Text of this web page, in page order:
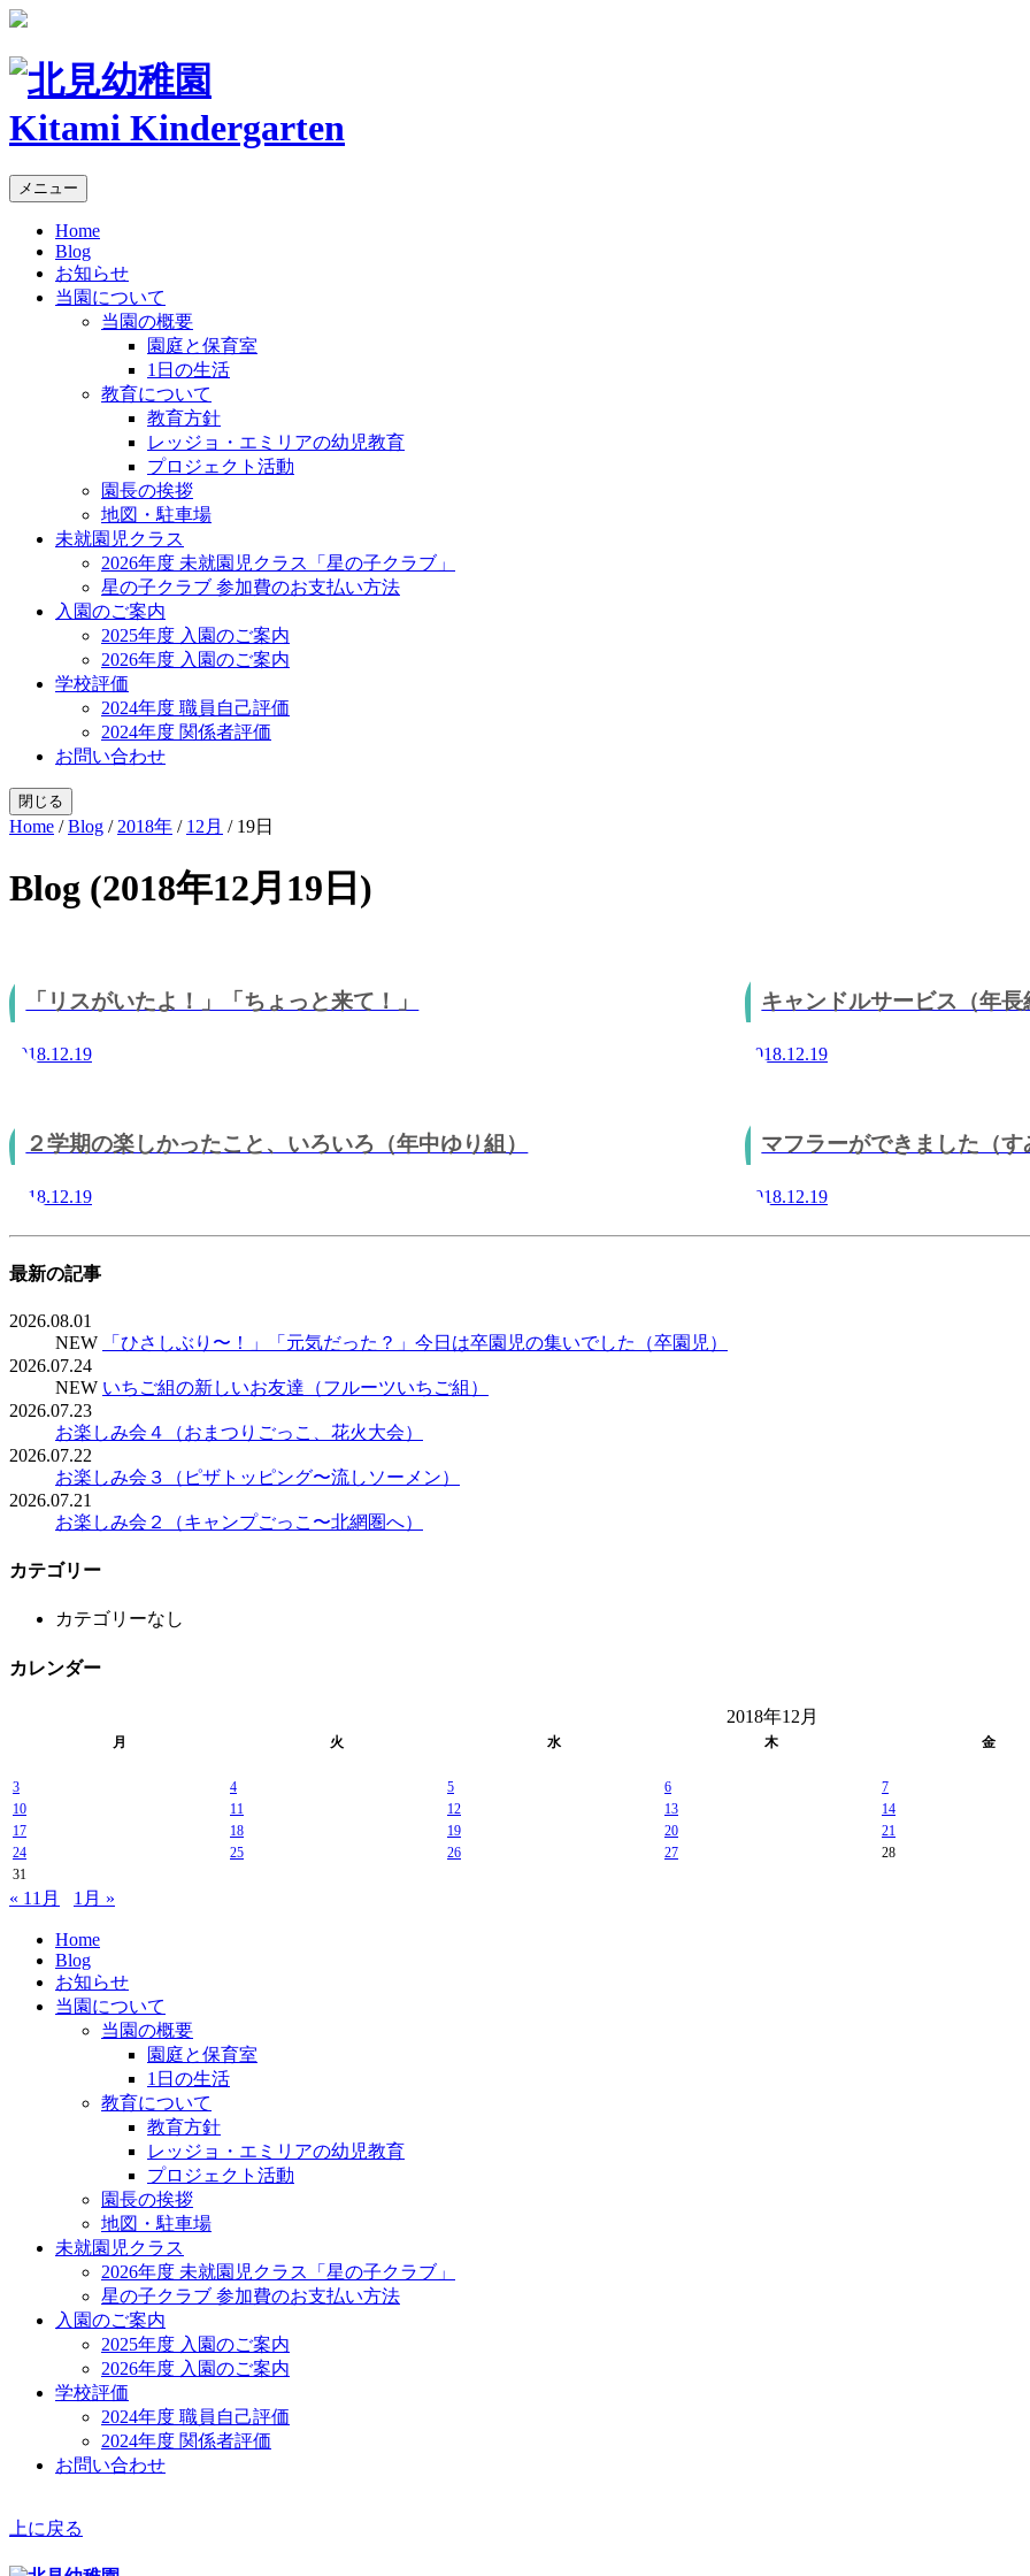
Kitami Kindergarten
メニュー
Home
Blog
お知らせ
当園について
当園の概要
園庭と保育室
1日の生活
教育について
教育方針
レッジョ・エミリアの幼児教育
プロジェクト活動
園長の挨拶
地図・駐車場
未就園児クラス
2026年度 未就園児クラス「星の子クラブ」
星の子クラブ 参加費のお支払い方法
入園のご案内
2025年度 入園のご案内
2026年度 入園のご案内
学校評価
2024年度 職員自己評価
2024年度 関係者評価
お問い合わせ
閉じる
Home /Blog / 2018年 / 12月 / 19日
Blog (2018年12月19日)
「リスがいたよ！」「ちょっと来て！」
2018.12.19
キャンドルサービス（年長
2018.12.19
２学期の楽しかったこと、いろいろ（年中ゆり組）
2018.12.19
マフラーができました（す
2018.12.19
最新の記事
2026.08.01
NEW
「ひさしぶり〜！」「元気だった？」今日は卒園児の集いでした（卒園児）
2026.07.24
NEW いちご組の新しいお友達（フルーツいちご組）
2026.07.23
お楽しみ会４（おまつりごっこ、花火大会）
2026.07.22
お楽しみ会３（ピザトッピング〜流しソーメン）
2026.07.21
お楽しみ会２（キャンプごっこ〜北網圏へ）
カテゴリー
カテゴリーなし
カレンダー
2018年12月
月 火 水 木 金
3 4 5 6
7
10
11 12 13
14
17
18 19 20
21
24
25 26 27
28
31
« 11月 1月 »
Home
Blog
お知らせ
当園について
当園の概要
園庭と保育室
1日の生活
教育について
教育方針
レッジョ・エミリアの幼児教育
プロジェクト活動
園長の挨拶
地図・駐車場
未就園児クラス
2026年度 未就園児クラス「星の子クラブ」
星の子クラブ 参加費のお支払い方法
入園のご案内
2025年度 入園のご案内
2026年度 入園のご案内
学校評価
2024年度 職員自己評価
2024年度 関係者評価
お問い合わせ
上に戻る